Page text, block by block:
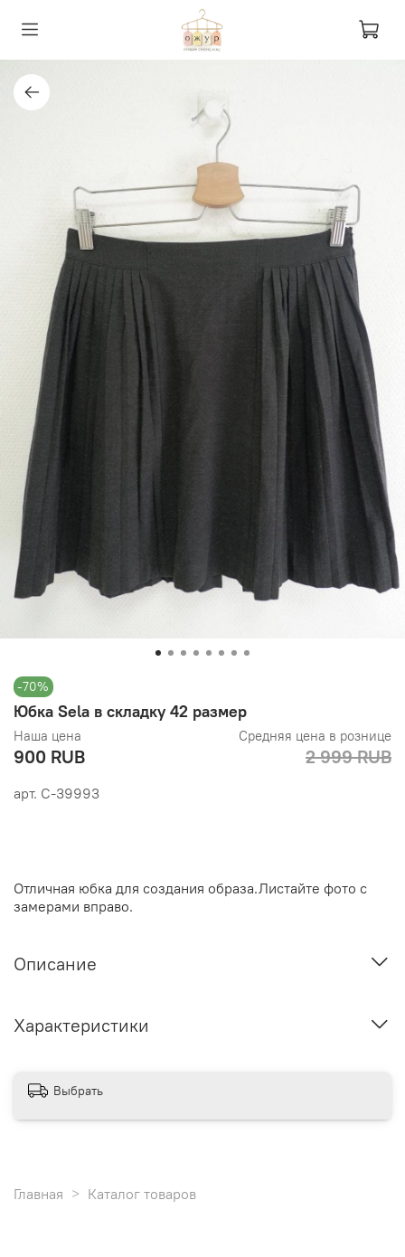
-70%
арт. С-39993
Юбка Sela в складку 42 размер
Наша цена
900 RUB
Средняя цена в рознице
2 999 RUB
Отличная юбка для создания образа.Листайте фото с
замерами вправо.
Описание
Характеристики
Выбрать
Главная Каталог товаров